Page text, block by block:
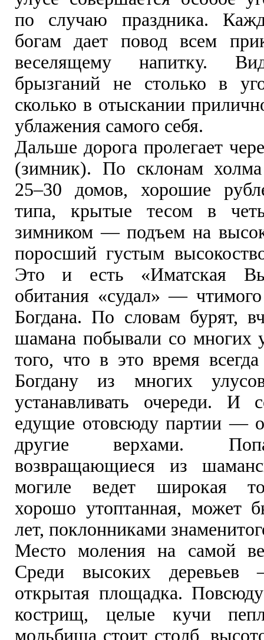
по случаю праздника.
богам дает повод всем
веселящему напитку.
брызганий не столько в
сколько в отыскании
ублажения самого себя.
Дальше дорога пролегает
(зимник). По склонам
25–30 домов, хорошие
типа, крытые тесом в
зимником — подъем на
поросший густым
Это и есть «Иматская
обитания «судал» —
Богдана. По словам бурят,
шамана побывали со многих
того, что в это время
Богдану из многих
устанавливать очереди. И
едущие отовсюду партии —
другие верхами.
возвращающиеся из
могиле ведет широкая
хорошо утоптанная, может
лет, поклонниками
Место моления на самой
Среди высоких деревьев
открытая площадка.
кострищ, целые кучи
мольбища стоит столб,